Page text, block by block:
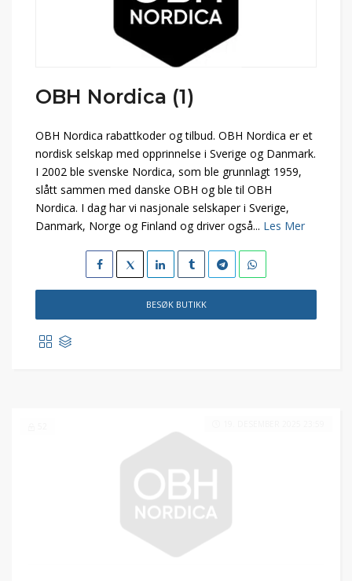
OBH Nordica (1)
OBH Nordica rabattkoder og tilbud. OBH Nordica er et
nordisk selskap med opprinnelse i Sverige og Danmark.
I 2002 ble svenske Nordica, som ble grunnlagt 1959,
slått sammen med danske OBH og ble til OBH
Nordica. I dag har vi nasjonale selskaper i Sverige,
Danmark, Norge og Finland og driver også... Les Mer
BESØK BUTIKK